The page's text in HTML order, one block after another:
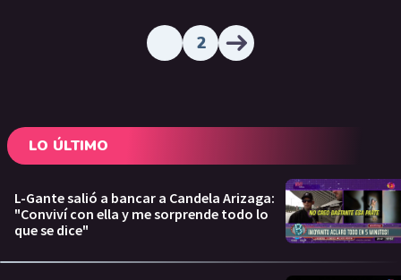
2
LO ÚLTIMO
L-Gante salió a bancar a Candela Arizaga:
"Conviví con ella y me sorprende todo lo
que se dice"